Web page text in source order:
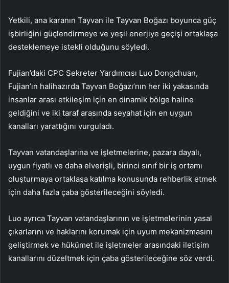
Yetkili, ana karanın Tayvan ile Tayvan Boğazı boyunca güç
işbirliğini güçlendirmeye ve yeşil enerjiye geçişi ortaklaşa
desteklemeye istekli olduğunu söyledi.
Fujian’daki CPC Sekreter Yardımcısı Luo Dongchuan,
Fujian’ın halihazırda Tayvan Boğazı’nın her iki yakasında
insanlar arası etkileşim için en dinamik bölge haline
geldiğini ve iki taraf arasında seyahat için en uygun
kanalları yarattığını vurguladı.
Tayvan vatandaşlarına ve işletmelerine, pazara dayalı,
uygun fiyatlı ve daha elverişli, birinci sınıf bir iş ortamı
oluşturmaya ortaklaşa katılma konusunda rehberlik etmek
için daha fazla çaba gösterileceğini söyledi.
Luo ayrıca Tayvan vatandaşlarının ve işletmelerinin yasal
çıkarlarını ve haklarını korumak için uyum mekanizmasını
geliştirmek ve hükümet ile işletmeler arasındaki iletişim
kanallarını düzeltmek için çaba gösterileceğine söz verdi.